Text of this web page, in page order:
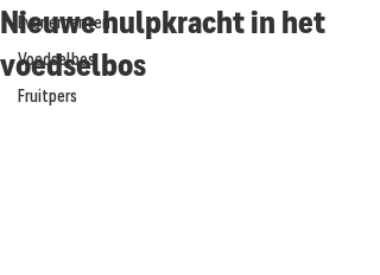
Evenementen
Voedselbos
Fruitpers
Nieuwe hulpkracht in het
voedselbos